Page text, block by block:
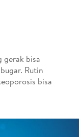
gerak bisa
Rutin
bisa